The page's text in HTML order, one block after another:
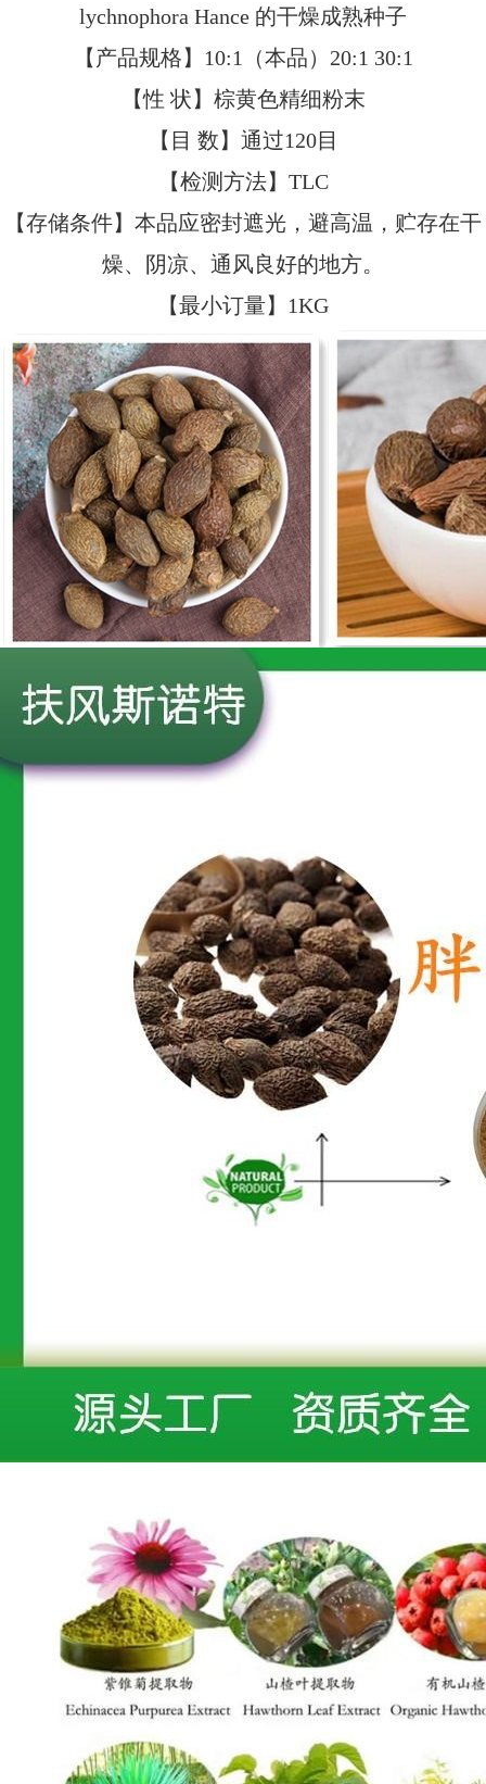
lychnophora Hance 的干燥成熟种子
【产品规格】10:1（本品）20:1 30:1
【性 状】棕黄色精细粉末
【目 数】通过120目
【检测方法】TLC
【存储条件】本品应密封遮光，避高温，贮存在干
燥、阴凉、通风良好的地方。
【最小订量】1KG